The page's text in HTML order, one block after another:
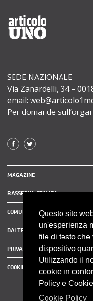
SEDE NAZIONALE
Via Zanardelli, 34 –
email:
Per domande
MAGAZINE
RASSEGNA STAMPA
COMUNICATI STAMPA
DAI TERRITORI
PRIVACY POLICY
COOKIE POLICY
Questo sito
un'esperienza
file di testo che
dispositivo
Utilizzando il
cookie in
Policy e
Cookie Policy